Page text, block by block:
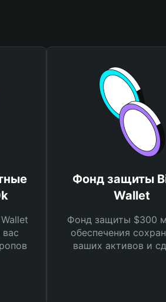
Фонд защиты
Wallet
Фонд защиты $300
обеспечения
ваших активов и